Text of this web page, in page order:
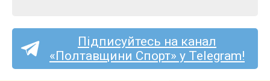
Підписуйтесь на канал
«Полтавщини Спорт» у Telegram!